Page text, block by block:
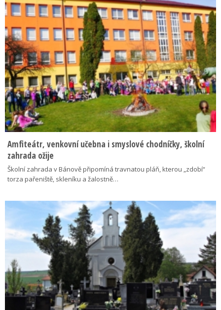
Amfiteátr, venkovní učebna i smyslové chodníčky, školní
zahrada ožije
Školní zahrada v Bánově připomíná travnatou pláň, kterou „zdobí“
torza pařeniště, skleníku a žalostně…